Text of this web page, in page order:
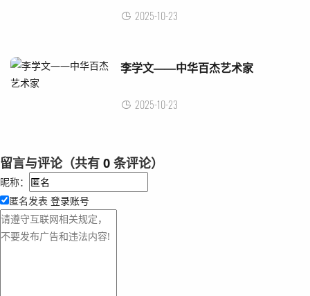
2025-10-23
李学文——中华百杰艺术家
2025-10-23
留言与评论（共有 0 条评论）
昵称：
匿名发表 登录账号